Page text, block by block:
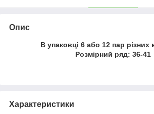
Опис
В упаковці 6 або 12 пар різних
Розмірний ряд: 36-41
Характеристики